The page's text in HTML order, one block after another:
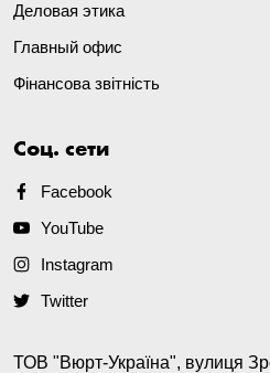
Деловая этика
Главный офис
Фінансова звітність
Соц. сети
Facebook
YouTube
Instagram
Twitter
ТОВ "Вюрт-Україна", вулиця